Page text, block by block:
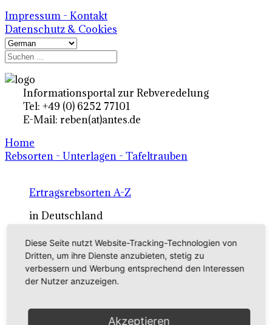
Impressum - Kontakt
Datenschutz & Cookies
Informationsportal zur Rebveredelung
Tel: +49 (0) 6252 77101
E-Mail: reben(at)antes.de
Home
Rebsorten - Unterlagen - Tafeltrauben
Ertragsrebsorten A-Z
in Deutschland
Rebsorten international
externe Links
Tafeltraubensorten
Diese Seite nutzt Website-Tracking-Technologien von
Dritten, um ihre Dienste anzubieten, stetig zu
verbessern und Werbung entsprechend den Interessen
der Nutzer anzuzeigen.
Akzeptieren